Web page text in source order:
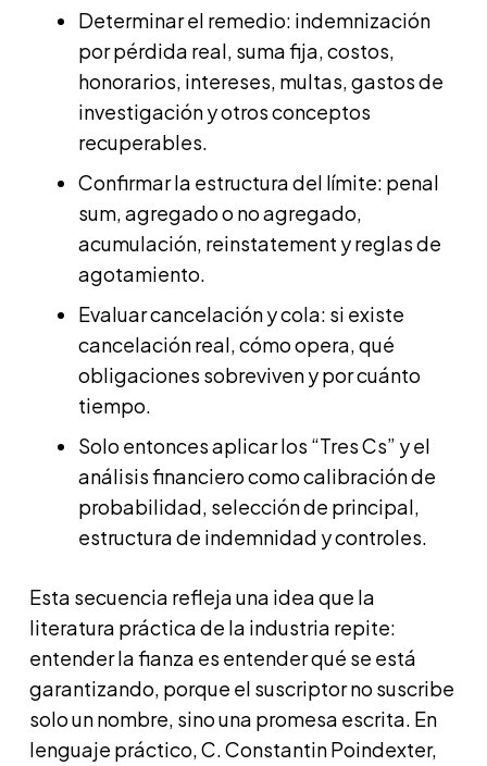
Determinar el remedio: indemnización
por pérdida real, suma fija, costos,
honorarios, intereses, multas, gastos de
investigación y otros conceptos
recuperables.
Confirmar la estructura del límite: penal
sum, agregado o no agregado,
acumulación, reinstatement y reglas de
agotamiento.
Evaluar cancelación y cola: si existe
cancelación real, cómo opera, qué
obligaciones sobreviven y por cuánto
tiempo.
Solo entonces aplicar los “Tres Cs” y el
análisis financiero como calibración de
probabilidad, selección de principal,
estructura de indemnidad y controles.
Esta secuencia refleja una idea que la
literatura práctica de la industria repite:
entender la fianza es entender qué se está
garantizando, porque el suscriptor no suscribe
solo un nombre, sino una promesa escrita. En
lenguaje práctico, C. Constantin Poindexter,